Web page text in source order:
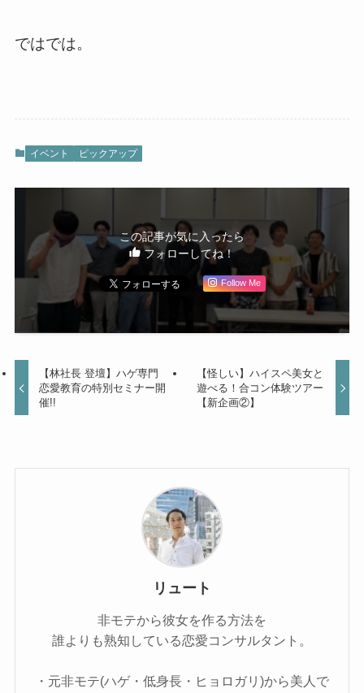
ではでは。
イベント ピックアップ
この記事が気に入ったら
フォローしてね！
Follow Me
【林社長 登壇】ハゲ専門
恋愛教育の特別セミナー開
催!!
【怪しい】ハイスペ美女と
遊べる！合コン体験ツアー
【新企画②】
リュート
非モテから彼女を作る方法を
誰よりも熟知している恋愛コンサルタント。
・元非モテ(ハゲ・低身長・ヒョロガリ)から美人で